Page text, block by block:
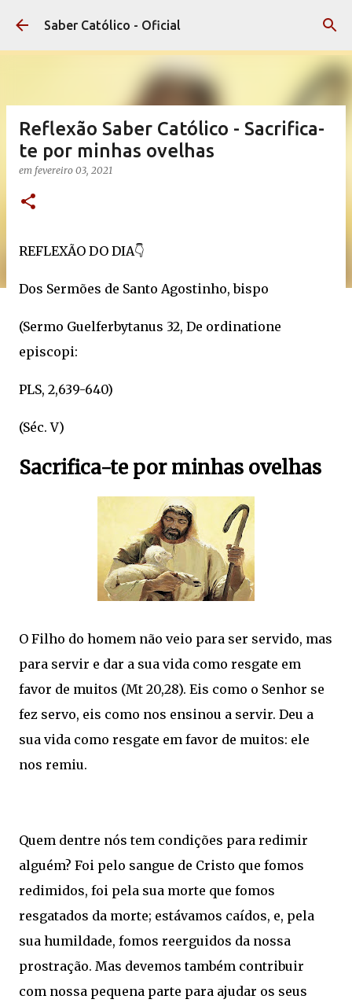
Pular para o conteúdo principal
Saber Católico - Oficial
Reflexão Saber Católico - Sacrifica-
te por minhas ovelhas
em fevereiro 03, 2021
REFLEXÃO DO DIA👇
Dos Sermões de Santo Agostinho, bispo
(Sermo Guelferbytanus 32, De ordinatione
episcopi:
PLS, 2,639-640)
(Séc. V)
Sacrifica-te por minhas ovelhas
O Filho do homem não veio para ser servido, mas
para servir e dar a sua vida como resgate em
favor de muitos (Mt 20,28). Eis como o Senhor se
fez servo, eis como nos ensinou a servir. Deu a
sua vida como resgate em favor de muitos: ele
nos remiu.
Quem dentre nós tem condições para redimir
alguém? Foi pelo sangue de Cristo que fomos
redimidos, foi pela sua morte que fomos
resgatados da morte; estávamos caídos, e, pela
sua humildade, fomos reerguidos da nossa
prostração. Mas devemos também contribuir
com nossa pequena parte para ajudar os seus